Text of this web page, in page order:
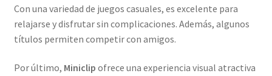
Con una variedad de juegos casuales, es excelente para
relajarse y disfrutar sin complicaciones. Además, algunos
títulos permiten competir con amigos.
Por último, Miniclip ofrece una experiencia visual atractiva